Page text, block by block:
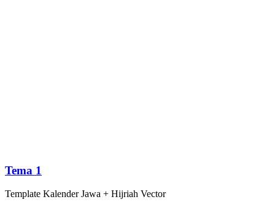
Tema 1
Template Kalender Jawa + Hijriah Vector